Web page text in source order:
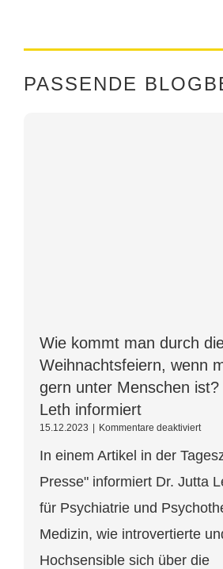
PASSENDE
Wie kommt man durch
Weihnachtsfeiern, wenn
gern unter Menschen
Leth informiert
15.12.2023 | Kommentare deaktiviertfür
man
nicht
In einem Artikel in der
Presse" informiert Dr. Jutta
für Psychiatrie und
Medizin, wie introvertierte
Hochsensible sich über die